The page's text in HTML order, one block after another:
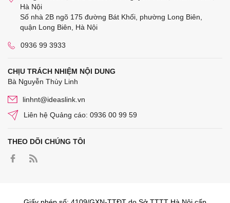
Hà Nội
Số nhà 2B ngõ 175 đường Bát Khối, phường Long Biên,
quận Long Biên, Hà Nội
0936 99 3933
CHỊU TRÁCH NHIỆM NỘI DUNG
Bà Nguyễn Thùy Linh
linhnt@ideaslink.vn
Liên hệ Quảng cáo: 0936 00 99 59
THEO DÕI CHÚNG TÔI